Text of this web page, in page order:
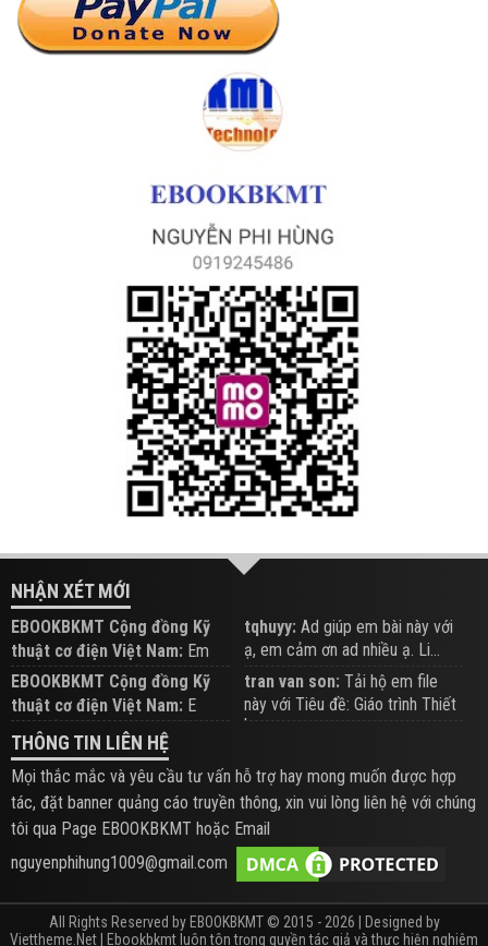
NHẬN XÉT MỚI
EBOOKBKMT Cộng đồng Kỹ
thuật cơ điện Việt Nam: Em
đăng trên Group hỗ trợ nhé
tqhuyy: Ad giúp em bài này với
ạ, em cảm ơn ad nhiều ạ. Li...
EBOOKBKMT Cộng đồng Kỹ
thuật cơ điện Việt Nam: E
xem hỗ trợ trên Group
tran van son: Tải hộ em file
này với Tiêu đề: Giáo trình Thiết
b...
THÔNG TIN LIÊN HỆ
Mọi thắc mắc và yêu cầu tư vấn hỗ trợ hay mong muốn được hợp
tác, đặt banner quảng cáo truyền thông, xin vui lòng liên hệ với chúng
tôi qua Page EBOOKBKMT hoặc Email
nguyenphihung1009@gmail.com
All Rights Reserved by EBOOKBKMT © 2015 - 2026 | Designed by
Viettheme.Net | Ebookbkmt luôn tôn trọng quyền tác giả và thực hiện nghiêm